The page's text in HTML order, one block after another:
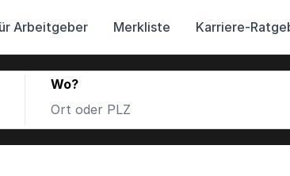
Arbeitgeber Merkliste Karriere-
Wo?